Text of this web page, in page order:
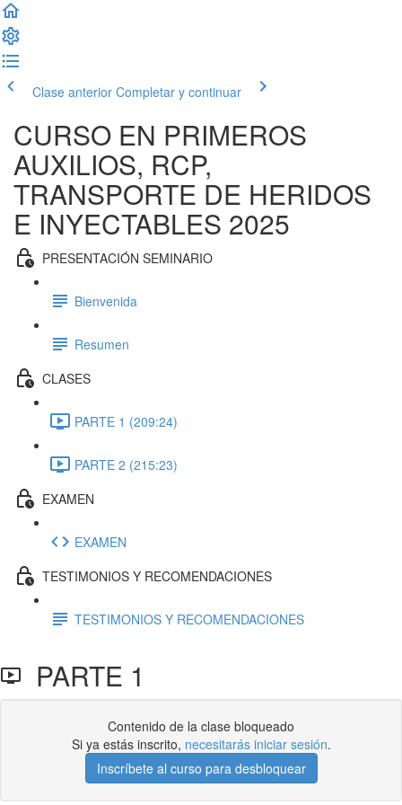
Clase anterior Completar y continuar
CURSO EN PRIMEROS
AUXILIOS, RCP,
TRANSPORTE DE HERIDOS
E INYECTABLES 2025
PRESENTACIÓN SEMINARIO
Bienvenida
Resumen
CLASES
PARTE 1 (209:24)
PARTE 2 (215:23)
EXAMEN
EXAMEN
TESTIMONIOS Y RECOMENDACIONES
TESTIMONIOS Y RECOMENDACIONES
PARTE 1
Contenido de la clase bloqueado
Si ya estás inscrito, necesitarás iniciar sesión.
Inscríbete al curso para desbloquear